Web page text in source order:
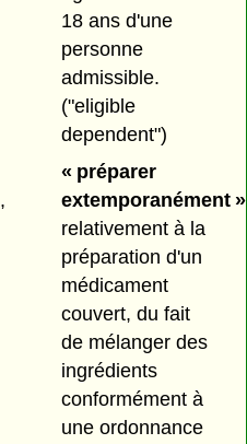
,
18 ans d'une
personne
admissible.
("eligible
dependent")
« préparer
extemporanément »
relativement à la
préparation d'un
médicament
couvert, du fait
de mélanger des
ingrédients
conformément à
une ordonnance